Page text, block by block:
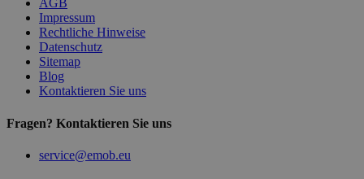
AGB
Impressum
Rechtliche Hinweise
Datenschutz
Sitemap
Blog
Kontaktieren Sie uns
Fragen? Kontaktieren Sie uns
service@emob.eu